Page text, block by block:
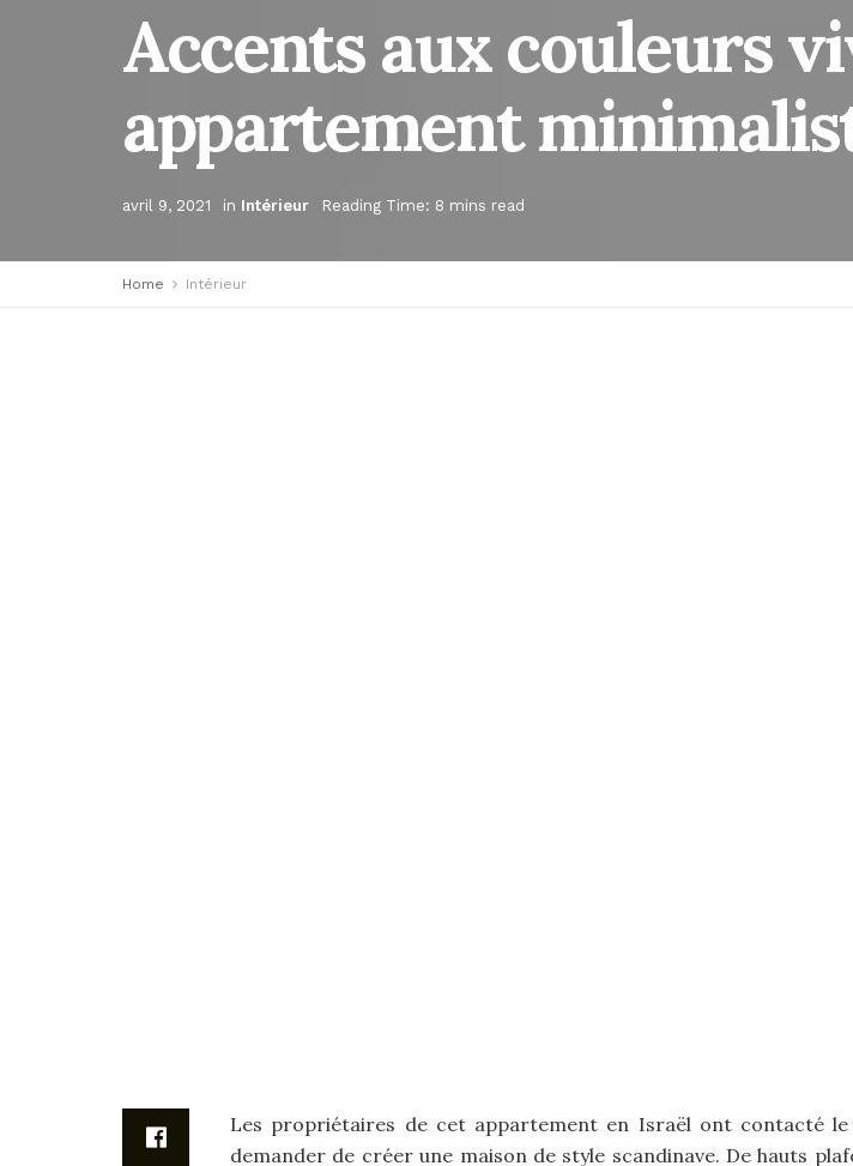
Accents aux couleurs
appartement
avril 9, 2021 in Intérieur Reading Time: 8 mins read
Home Intérieur
Les propriétaires de cet appartement en Israël ont contacté
demander de créer une maison de style scandinave. De hauts